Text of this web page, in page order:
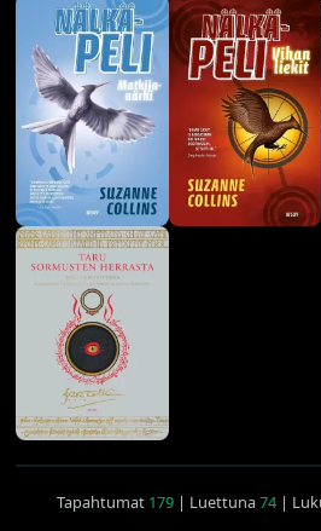
Tapahtumat 179| Luettuna74|